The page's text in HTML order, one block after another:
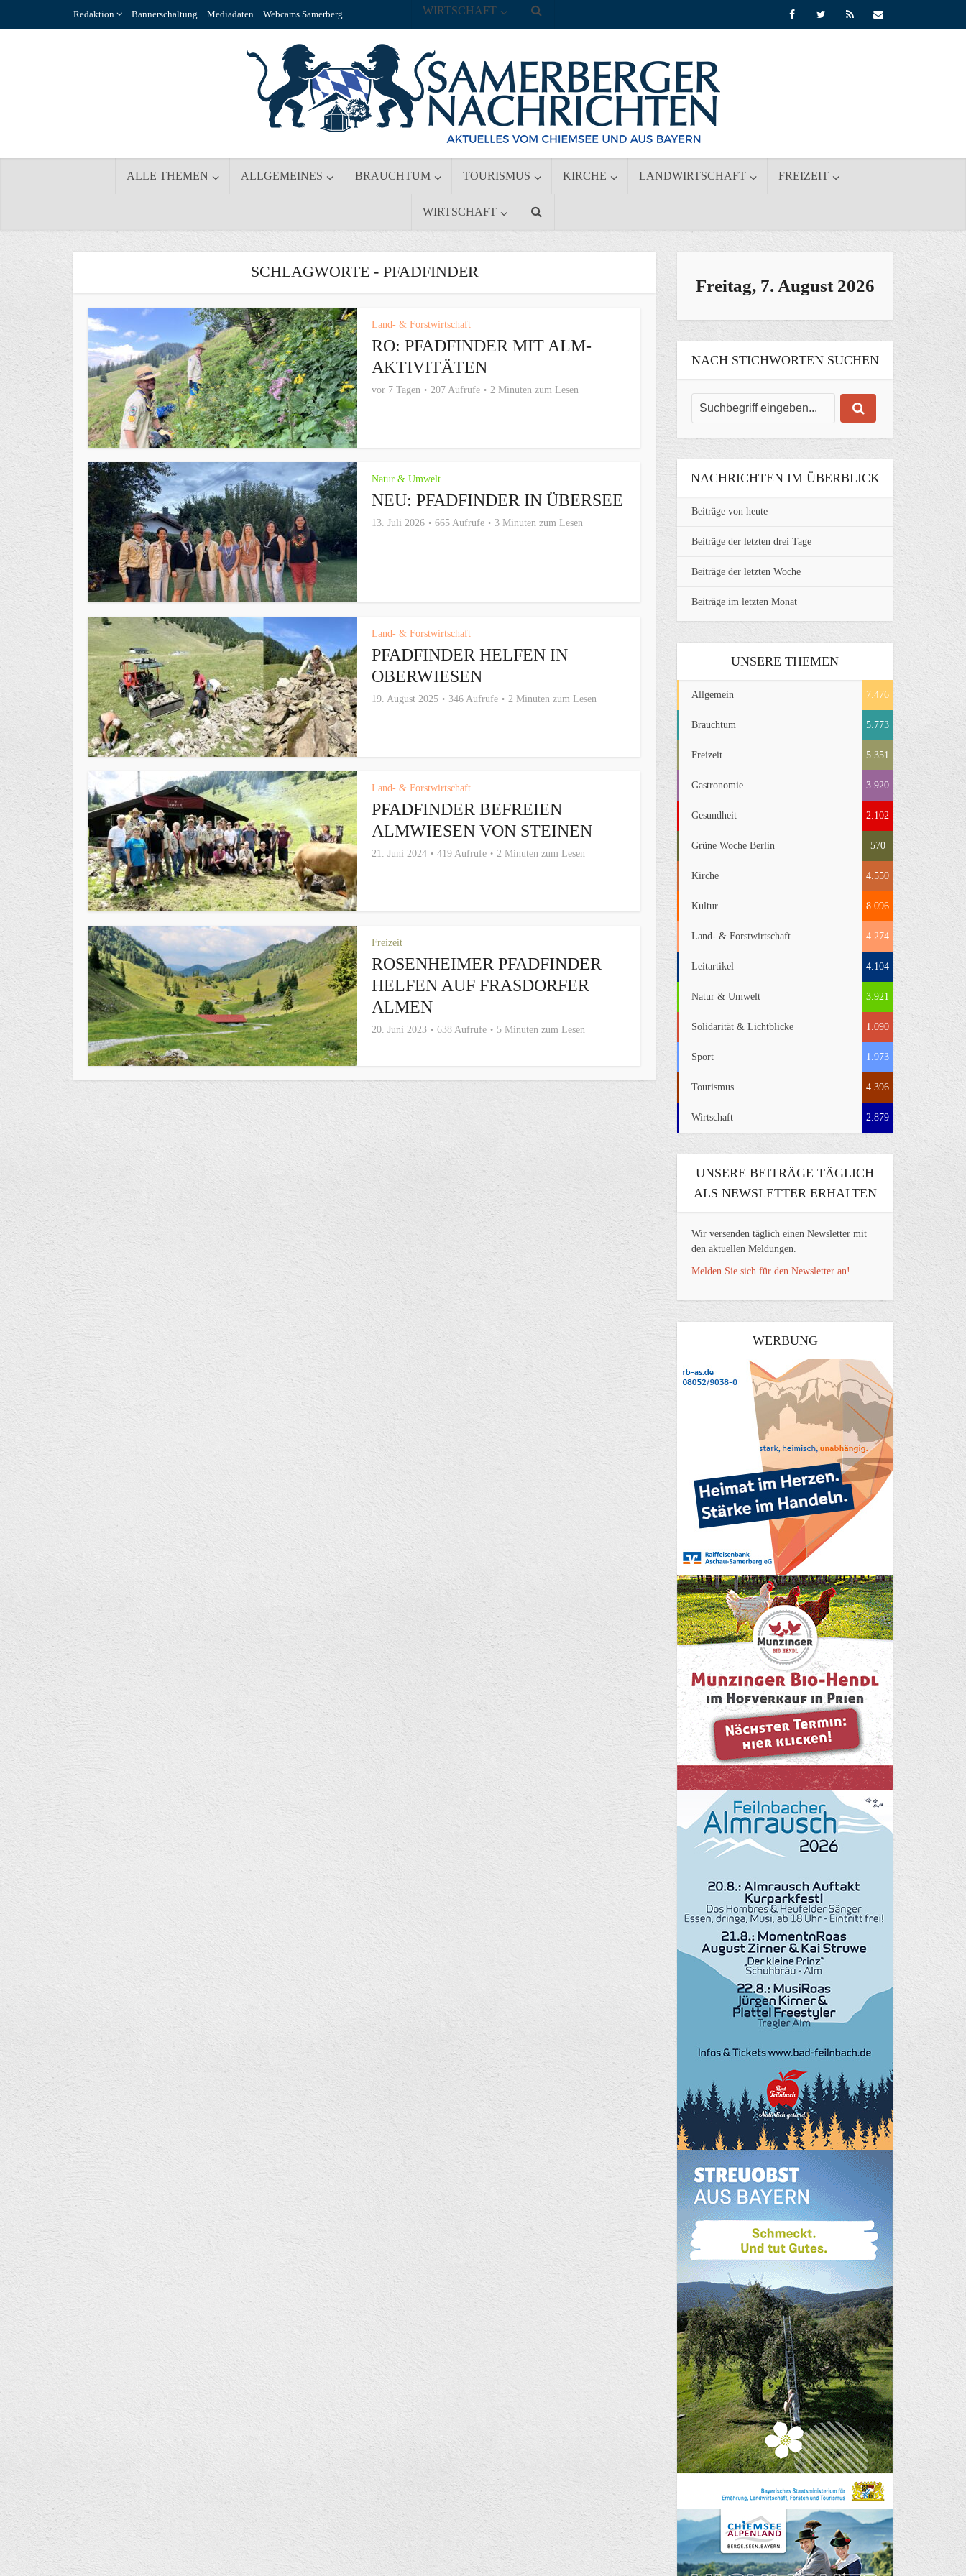
Redaktion Bannerschaltung Mediadaten Webcams Samerberg
ALLE THEMEN ALLGEMEINES BRAUCHTUM TOURISMUS KIRCHE LANDWIRTSCHAFT FREIZEIT
WIRTSCHAFT
WIRTSCHAFT
SCHLAGWORTE - PFADFINDER
Land- & Forstwirtschaft
RO: PFADFINDER MIT ALM-
AKTIVITÄTEN
vor 7 Tagen 207 Aufrufe 2 Minuten zum Lesen
Natur & Umwelt
NEU: PFADFINDER IN ÜBERSEE
13. Juli 2026 665 Aufrufe 3 Minuten zum Lesen
Land- & Forstwirtschaft
PFADFINDER HELFEN IN
OBERWIESEN
19. August 2025 346 Aufrufe 2 Minuten zum Lesen
Land- & Forstwirtschaft
PFADFINDER BEFREIEN
ALMWIESEN VON STEINEN
21. Juni 2024 419 Aufrufe 2 Minuten zum Lesen
Freizeit
ROSENHEIMER PFADFINDER
HELFEN AUF FRASDORFER
ALMEN
20. Juni 2023 638 Aufrufe 5 Minuten zum Lesen
Freitag, 7. August 2026
NACH STICHWORTEN SUCHEN
NACHRICHTEN IM ÜBERBLICK
Beiträge von heute
Beiträge der letzten drei Tage
Beiträge der letzten Woche
Beiträge im letzten Monat
UNSERE THEMEN
Allgemein 7.476
Brauchtum 5.773
Freizeit 5.351
Gastronomie 3.920
Gesundheit 2.102
Grüne Woche Berlin 570
Kirche 4.550
Kultur 8.096
Land- & Forstwirtschaft 4.274
Leitartikel 4.104
Natur & Umwelt 3.921
Solidarität & Lichtblicke 1.090
Sport 1.973
Tourismus 4.396
Wirtschaft 2.879
UNSERE BEITRÄGE TÄGLICH
ALS NEWSLETTER ERHALTEN
Wir versenden täglich einen Newsletter mit
den aktuellen Meldungen.
Melden Sie sich für den Newsletter an!
WERBUNG